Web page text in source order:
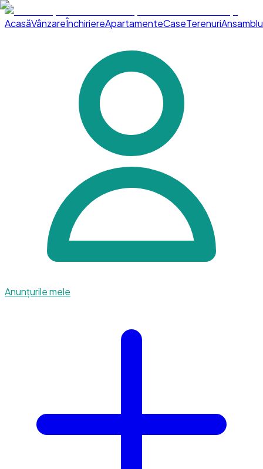
AcasăVânzareÎnchiriereApartamenteCaseTerenuri
Anunțurile mele